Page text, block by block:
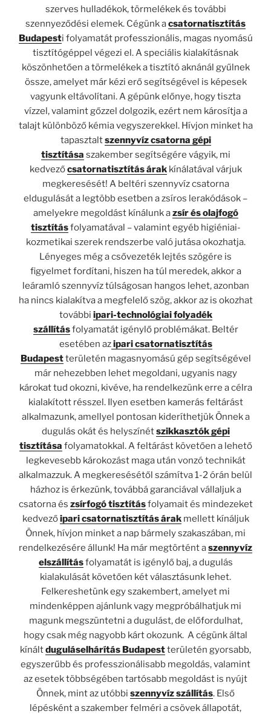
szerves hulladékok, törmelékek és további
szennyeződési elemek. Cégünk acsatornatisztítás
Budapesti folyamatát professzionális, magas nyomású
tisztítógéppel végezi el. A speciális kialakításnak
köszönhetően a törmelékek a tisztító aknánál gyűlnek
össze, amelyet már kézi erő segítségével is képesek
vagyunk eltávolítani. A gépünk előnye, hogy tiszta
vízzel, valamint gőzzel dolgozik, ezért nem károsítja a
talajt különböző kémia vegyszerekkel. Hívjon minket ha
tapasztaltszennyvíz csatorna gépi
tisztítása szakember segítségére vágyik, mi
kedvezőcsatornatisztítás árakkínálatával várjuk
megkeresését! A beltéri szennyvíz csatorna
eldugulását a legtöbb esetben a zsíros lerakódások –
amelyekre megoldást kínálunk azsír és olajfogó
tisztításfolyamatával – valamint egyéb higiéniai-
kozmetikai szerek rendszerbe való jutása okozhatja.
Lényeges még a csővezeték lejtés szögére is
figyelmet fordítani, hiszen ha túl meredek, akkor a
leáramló szennyvíz túlságosan hangos lehet, azonban
ha nincs kialakítva a megfelelő szög, akkor az is okozhat
további ipari-technológiai folyadék
szállításfolyamatát igénylő problémákat. Beltér
esetében azipari csatornatisztítás
Budapestterületén magasnyomású gép segítségével
már nehezebben lehet megoldani, ugyanis nagy
károkat tud okozni, kivéve, ha rendelkezünk erre a célra
kialakított résszel. Ilyen esetben kamerás feltárást
alkalmazunk, amellyel pontosan kideríthetjük Önnek a
dugulás okát és helyszínétszikkasztók gépi
tisztítása folyamatokkal. A feltárást követően a lehető
legkevesebb károkozást maga után vonzó technikát
alkalmazzuk. A megkeresésétől számítva 1-2 órán belül
házhoz is érkezünk, továbbá garanciával vállaljuk a
csatorna és zsírfogó tisztításfolyamait és mindezeket
kedvezőipari csatornatisztítás árakmellett kínáljuk
Önnek, hívjon minket a nap bármely szakaszában, mi
rendelkezésére állunk! Ha már megtörtént aszennyvíz
elszállításfolyamatát is igénylő baj, a dugulás
kialakulását követően két választásunk lehet.
Felkereshetünk egy szakembert, amelyet mi
mindenképpen ajánlunk vagy megpróbálhatjuk mi
magunk megszüntetni a dugulást, de előfordulhat,
hogy csak még nagyobb kárt okozunk. A cégünk által
kínáltduguláselhárítás Budapestterületén gyorsabb,
egyszerűbb és professzionálisabb megoldás, valamint
az esetek többségében tartósabb megoldást is nyújt
Önnek, mint az utóbbi szennyvíz szállítás. Első
lépésként a szakember felméri a csövek állapotát,